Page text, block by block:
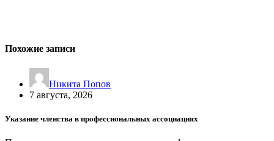
Похожие записи
Никита Попов
7 августа, 2026
Указание членства в профессиональных ассоциациях